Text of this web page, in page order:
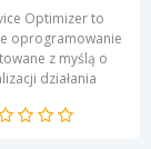
Optimizer to
oprogramowanie
z myślą o
działania
Jego intuicyjny